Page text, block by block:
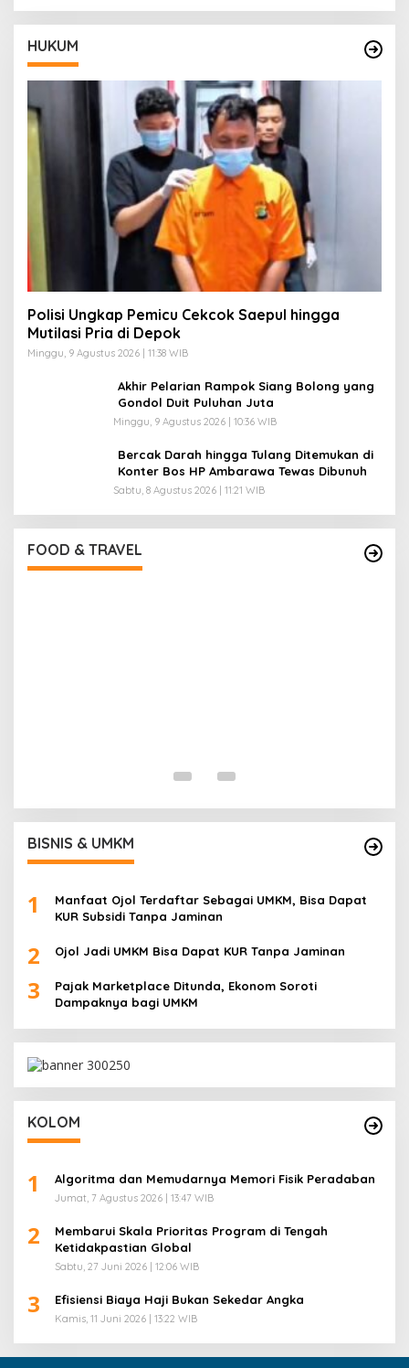
HUKUM
Polisi Ungkap Pemicu Cekcok Saepul hingga
Mutilasi Pria di Depok
Minggu, 9 Agustus 2026 | 11:38 WIB
Akhir Pelarian Rampok Siang Bolong yang
Gondol Duit Puluhan Juta
Minggu, 9 Agustus 2026 | 10:36 WIB
Bercak Darah hingga Tulang Ditemukan di
Konter Bos HP Ambarawa Tewas Dibunuh
Sabtu, 8 Agustus 2026 | 11:21 WIB
FOOD & TRAVEL
Batal ke Tempat Lain
Di Food & Travel |
BISNIS & UMKM
1
Manfaat Ojol Terdaftar Sebagai UMKM, Bisa Dapat
KUR Subsidi Tanpa Jaminan
2 Ojol Jadi UMKM Bisa Dapat KUR Tanpa Jaminan
3
Pajak Marketplace Ditunda, Ekonom Soroti
Dampaknya bagi UMKM
KOLOM
1 Algoritma dan Memudarnya Memori Fisik Peradaban
Jumat, 7 Agustus 2026 | 13:47 WIB
2
Membarui Skala Prioritas Program di Tengah
Ketidakpastian Global
Sabtu, 27 Juni 2026 | 12:06 WIB
3 Efisiensi Biaya Haji Bukan Sekedar Angka
Kamis, 11 Juni 2026 | 13:22 WIB